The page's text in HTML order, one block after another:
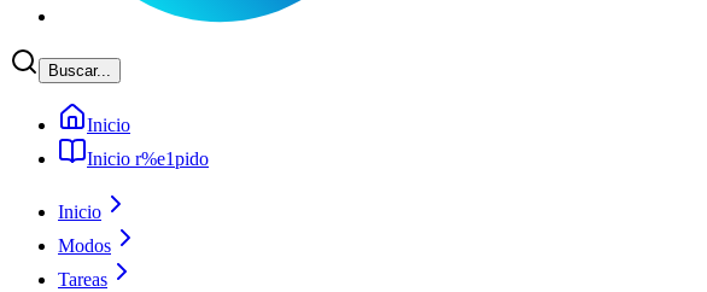
Buscar...
Inicio
Inicio r%e1pido
Inicio
Modos
Tareas